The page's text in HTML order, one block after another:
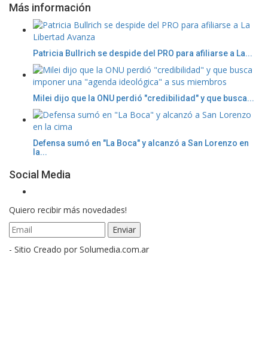
Más información
Patricia Bullrich se despide del PRO para afiliarse a La...
Milei dijo que la ONU perdió "credibilidad" y que busca...
Defensa sumó en "La Boca" y alcanzó a San Lorenzo en
la...
Social Media
Quiero recibir más novedades!
- Sitio Creado por Solumedia.com.ar